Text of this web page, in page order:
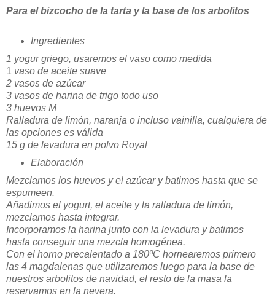
Para el bizcocho de la tarta y la base de los arbolitos
Ingredientes
1 yogur griego, usaremos el vaso como medida
1 vaso de aceite suave
2 vasos de azúcar
3 vasos de harina de trigo todo uso
3 huevos M
Ralladura de limón, naranja o incluso vainilla, cualquiera de
las opciones es válida
15 g de levadura en polvo Royal
Elaboración
Mezclamos los huevos y el azúcar y batimos hasta que se
espumeen.
Añadimos el yogurt, el aceite y la ralladura de limón,
mezclamos hasta integrar.
Incorporamos la harina junto con la levadura y batimos
hasta conseguir una mezcla homogénea.
Con el horno precalentado a 180ºC hornearemos primero
las 4 magdalenas que utilizaremos luego para la base de
nuestros arbolitos de navidad, el resto de la masa la
reservamos en la nevera.